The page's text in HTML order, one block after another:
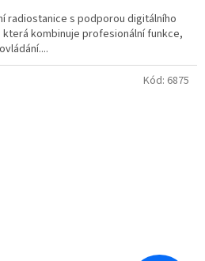
radiostanice s podporou digitálního
která kombinuje profesionální funkce,
Kód: 6875